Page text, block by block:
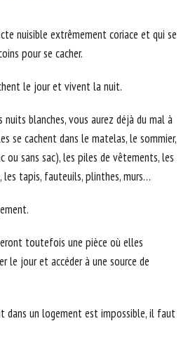
nuisible extrêmement coriace et qui se
pour se cacher.
le jour et vivent la nuit.
nuits blanches, vous aurez déjà du mal à
se cachent dans le matelas, le sommier,
ou sans sac), les piles de vêtements, les
les tapis, fauteuils, plinthes, murs…
toutefois une pièce où elles
le jour et accéder à une source de
dans un logement est impossible, il faut